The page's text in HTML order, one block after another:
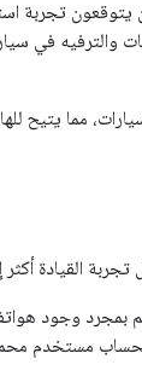
يتوقعون تجربة
والترفيه في
مما يتيح
القيادة
مستخدم